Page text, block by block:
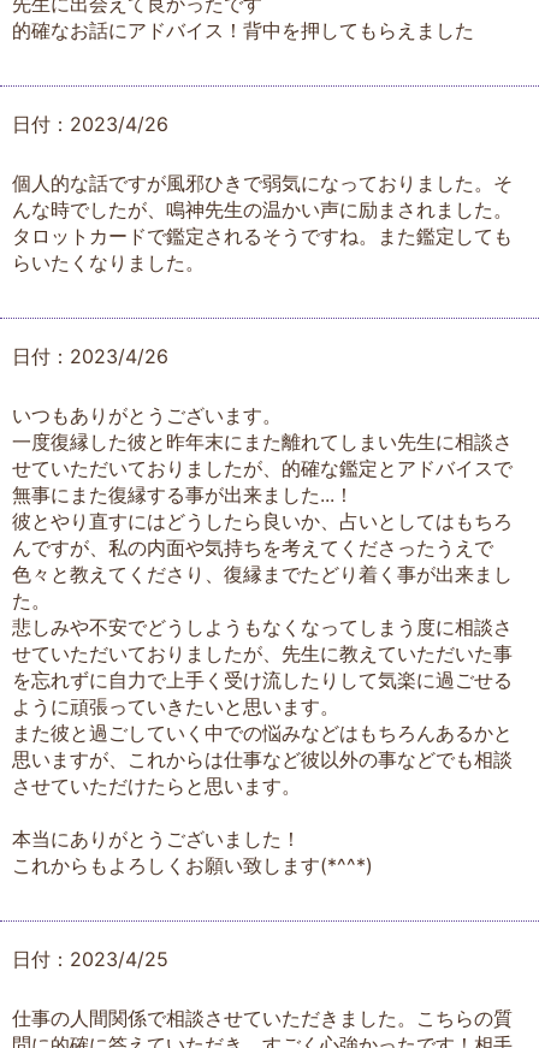
的確なお話にアドバイス！背中を押してもらえました
日付：2023/4/26
個人的な話ですが風邪ひきで弱気になっておりました。そ
んな時でしたが、鳴神先生の温かい声に励まされました。
タロットカードで鑑定されるそうですね。また鑑定しても
らいたくなりました。
日付：2023/4/26
いつもありがとうございます。
一度復縁した彼と昨年末にまた離れてしまい先生に相談さ
せていただいておりましたが、的確な鑑定とアドバイスで
無事にまた復縁する事が出来ました...！
彼とやり直すにはどうしたら良いか、占いとしてはもちろ
んですが、私の内面や気持ちを考えてくださったうえで
色々と教えてくださり、復縁までたどり着く事が出来まし
た。
悲しみや不安でどうしようもなくなってしまう度に相談さ
せていただいておりましたが、先生に教えていただいた事
を忘れずに自力で上手く受け流したりして気楽に過ごせる
ように頑張っていきたいと思います。
また彼と過ごしていく中での悩みなどはもちろんあるかと
思いますが、これからは仕事など彼以外の事などでも相談
させていただけたらと思います。
本当にありがとうございました！
これからもよろしくお願い致します(*^^*)
日付：2023/4/25
仕事の人間関係で相談させていただきました。こちらの質